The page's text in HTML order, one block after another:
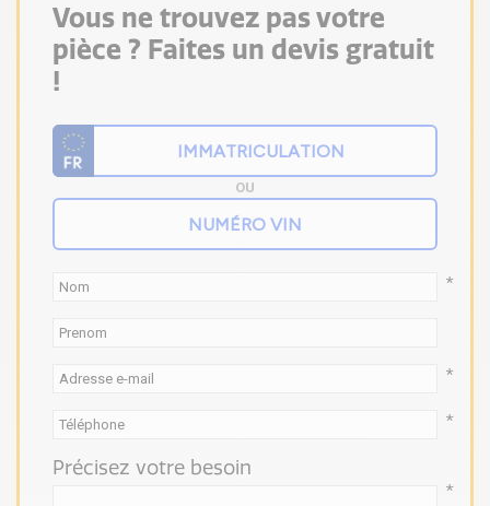
Vous ne trouvez pas votre
pièce ? Faites un devis gratuit
!
OU
*
*
*
Précisez votre besoin
*